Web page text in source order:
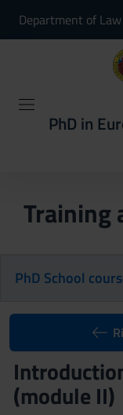
Department of Law
PhD in
Training
PhD School
(module